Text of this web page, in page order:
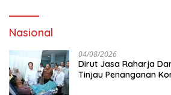
Nasional
04/08/2026
Dirut Jasa Raharja
Tinjau Penanganan